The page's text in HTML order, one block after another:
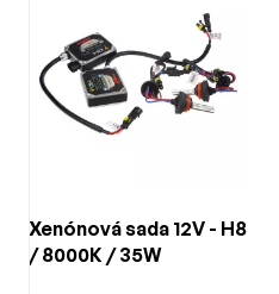
Xenónová sada 12V - H8
/ 8000K / 35W